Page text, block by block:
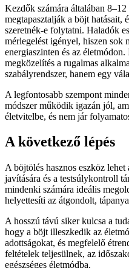
Kezdők számára általában
megtapasztalják a böjt hatásait,
szeretnék-e folytatni. Haladók
mérlegelést igényel, hiszen sok
energiaszinten és az
megközelítés a rugalmas
szabályrendszer, hanem egy
A legfontosabb szempont
módszer működik igazán jól,
életvitelbe, és nem jár
A következő lépés
A böjtölés hasznos eszköz
javítására és a testsúlykontroll
mindenki számára ideális
helyettesíti az átgondolt,
A hosszú távú siker kulcsa a
hogy a böjt illeszkedik az
adottságokat, és megfelelő
feltételek teljesülnek, az
egészséges életmódba.